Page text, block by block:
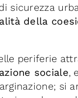
sicurezza
della
periferie
sociale,
si